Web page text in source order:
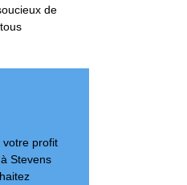
de
votre profit
Stevens